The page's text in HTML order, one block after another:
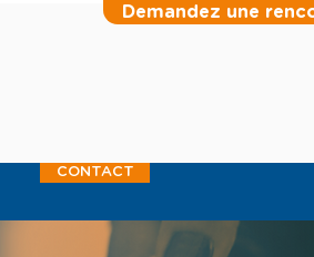
Demandez une
CONTACT